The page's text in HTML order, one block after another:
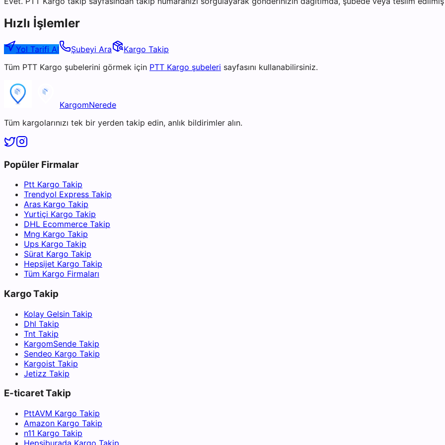
Hızlı İşlemler
Yol Tarifi Al Şubeyi Ara
Kargo Takip
Tüm PTT Kargo şubelerini görmek için PTT Kargo şubeleri sayfasını kullanabilirsiniz.
KargomNerede
Tüm kargolarınızı tek bir yerden takip edin, anlık bildirimler alın.
Popüler Firmalar
Ptt Kargo Takip
Trendyol Express Takip
Aras Kargo Takip
Yurtiçi Kargo Takip
DHL Ecommerce Takip
Mng Kargo Takip
Ups Kargo Takip
Sürat Kargo Takip
Hepsijet Kargo Takip
Tüm Kargo Firmaları
Kargo Takip
Kolay Gelsin Takip
Dhl Takip
Tnt Takip
KargomSende Takip
Sendeo Kargo Takip
Kargoist Takip
Jetizz Takip
E-ticaret Takip
PttAVM Kargo Takip
Amazon Kargo Takip
n11 Kargo Takip